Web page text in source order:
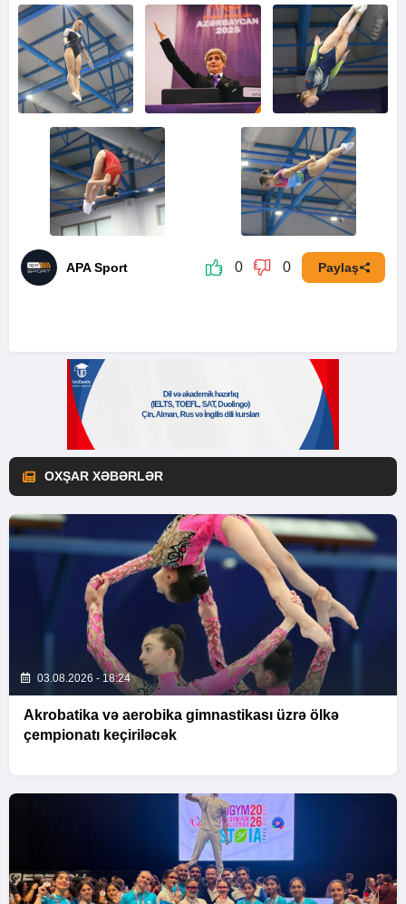
APA Sport 0 0 Paylaş
OXŞAR XƏBƏRLƏR
03.08.2026 - 18:24
Akrobatika və aerobika gimnastikası üzrə ölkə
çempionatı keçiriləcək